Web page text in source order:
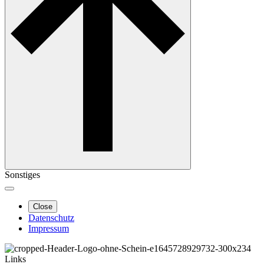
Sonstiges
Close
Datenschutz
Impressum
Links